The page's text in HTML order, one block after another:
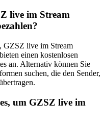
live im Stream
GZSZ live im Stream
einen kostenlosen
an. Alternativ können Sie
suchen, die den Sender,
um GZSZ live im